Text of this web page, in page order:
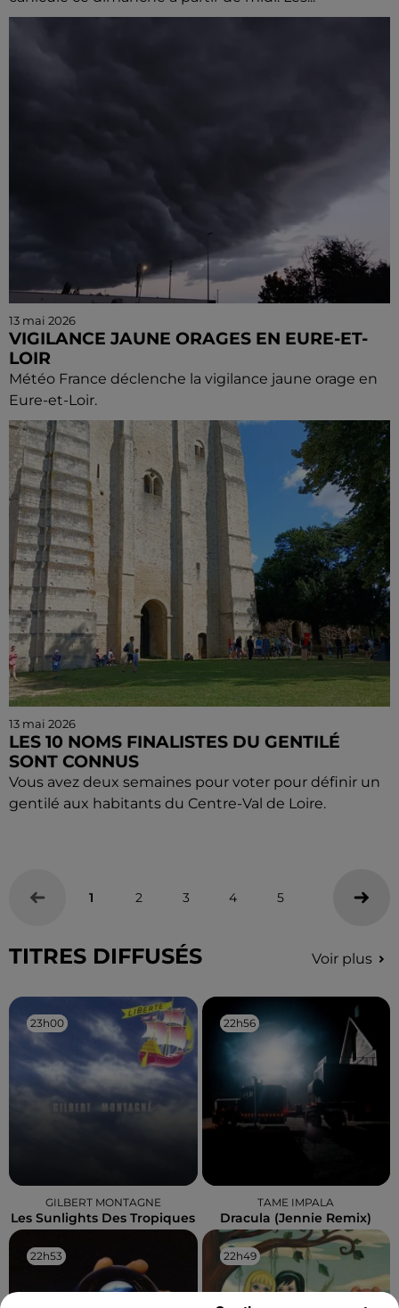
13 mai 2026
VIGILANCE JAUNE ORAGES EN EURE-ET-
LOIR
Météo France déclenche la vigilance jaune orage en
Eure-et-Loir.
13 mai 2026
LES 10 NOMS FINALISTES DU GENTILÉ
SONT CONNUS
Vous avez deux semaines pour voter pour définir un
gentilé aux habitants du Centre-Val de Loire.
1 2 3 4 5
TITRES DIFFUSÉS Voir plus
23h00
23h00
GILBERT MONTAGNE
Les Sunlights Des Tropiques
22h56
22h56
TAME IMPALA
Dracula (jennie Remix)
22h53
22h53 22h49
22h49